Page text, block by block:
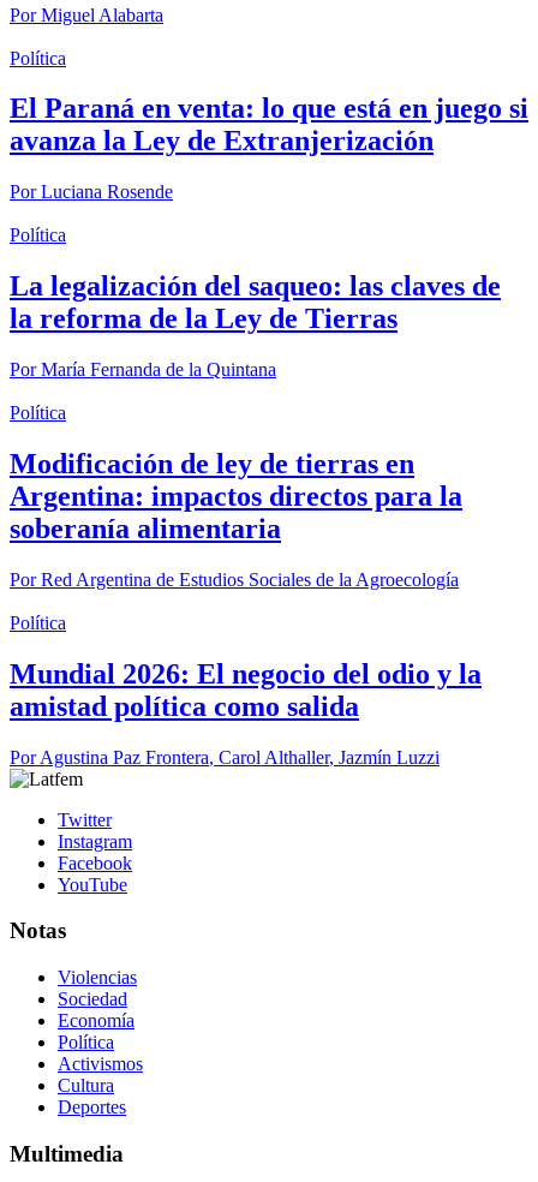
PorMiguel Alabarta
Política
El Paraná en venta: lo que está en juego si
avanza la Ley de Extranjerización
PorLuciana Rosende
Política
La legalización del saqueo: las claves de
la reforma de la Ley de Tierras
PorMaría Fernanda de la Quintana
Política
Modificación de ley de tierras en
Argentina: impactos directos para la
soberanía alimentaria
PorRed Argentina de Estudios Sociales de la Agroecología
Política
Mundial 2026: El negocio del odio y la
amistad política como salida
PorAgustina Paz Frontera, Carol Althaller, Jazmín Luzzi
Twitter
Instagram
Facebook
YouTube
Notas
Violencias
Sociedad
Economía
Política
Activismos
Cultura
Deportes
Multimedia